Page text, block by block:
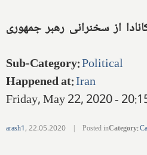
از سخنرانی رهبر جمهوری
Sub-Category:Political
Happened at:Iran
Friday, May 22, 2020 -
arash1,22.05.2020 | Posted inCategory: